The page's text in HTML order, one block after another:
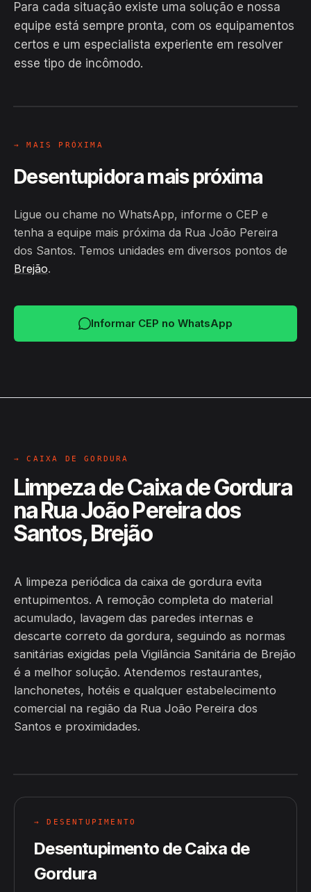
Para cada situação existe uma solução e nossa
equipe está sempre pronta, com os equipamentos
certos e um especialista experiente em resolver
esse tipo de incômodo.
EM CAMPO
Hiroshiro · Rua João Pereira dos
→ MAIS PRÓXIMA
Desentupidora mais próxima
Ligue ou chame no WhatsApp, informe o CEP e
tenha a equipe mais próxima da Rua João Pereira
dos Santos. Temos unidades em diversos pontos de
Brejão.
Informar CEP no WhatsApp
→ CAIXA DE GORDURA
Limpeza de Caixa de Gordura
na Rua João Pereira dos
Santos, Brejão
A limpeza periódica da caixa de gordura evita
entupimentos. A remoção completa do material
acumulado, lavagem das paredes internas e
descarte correto da gordura, seguindo as normas
sanitárias exigidas pela Vigilância Sanitária de Brejão
é a melhor solução. Atendemos restaurantes,
lanchonetes, hotéis e qualquer estabelecimento
comercial na região da Rua João Pereira dos
Santos e proximidades.
→ DESENTUPIMENTO
Desentupimento de Caixa de
Gordura